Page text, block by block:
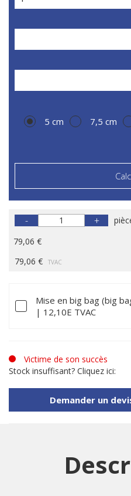
5 cm 7,5 cm
- +
79,06 €
79,06 €
TVAC
Mise en big bag (big
| 12,10E TVAC
Victime de son succès
Stock insuffisant? Cliquez ici:
Demander un